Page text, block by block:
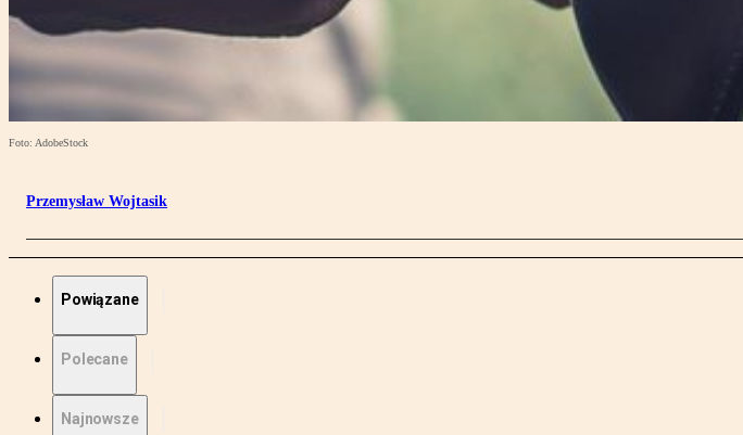
Foto: AdobeStock
Przemysław Wojtasik
Powiązane
Polecane
Najnowsze